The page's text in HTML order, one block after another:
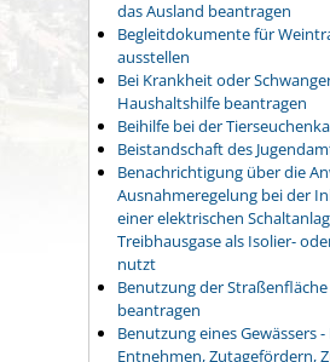
das Ausland beantragen
Begleitdokumente für
ausstellen
Bei Krankheit oder
Haushaltshilfe beantragen
Beihilfe bei der
Beistandschaft des
Benachrichtigung über die
Ausnahmeregelung bei der
einer elektrischen
Treibhausgase als Isolier-
nutzt
Benutzung der
beantragen
Benutzung eines Gewässers
Entnehmen, Zutagefördern,